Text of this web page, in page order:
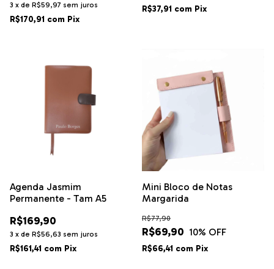
3 x de R$59,97 sem juros
R$170,91 com Pix
R$37,91 com Pix
Agenda Jasmim
Permanente - Tam A5
R$169,90
3 x de R$56,63 sem juros
R$161,41 com Pix
Mini Bloco de Notas
Margarida
R$69,90
R$77,90
10% OFF
R$66,41 com Pix